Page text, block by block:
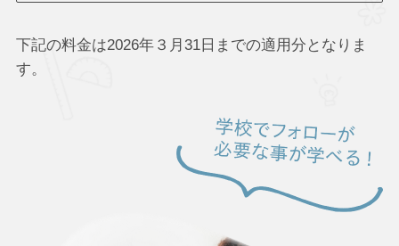
下記の料金は2026年３月31日までの適用分となりま
す。